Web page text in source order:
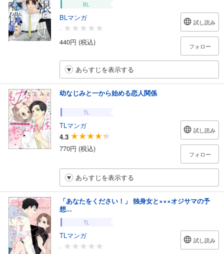
BL
BLマンガ
-
440円 (税込)
試し読み
フォロー
あらすじを表示する
幼なじみと一から始める恋人関係
TL
TLマンガ
4.3
770円 (税込)
試し読み
フォロー
あらすじを表示する
「あなたをください！」 独身女と×××オジサマの予
想...
TL
TLマンガ
-
試し読み